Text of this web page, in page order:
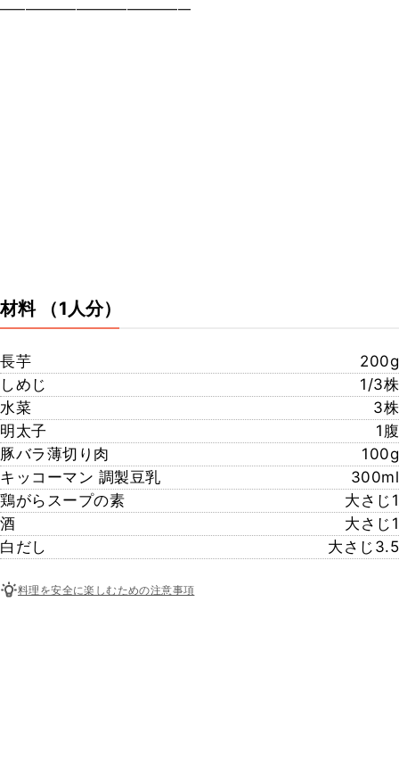
━━━━━━━━━━━━━━━
材料 （1人分）
長芋
200g
しめじ
1/3株
水菜
3株
明太子
1腹
豚バラ薄切り肉
100g
キッコーマン 調製豆乳
300ml
鶏がらスープの素
大さじ1
酒
大さじ1
白だし
大さじ3.5
料理を安全に楽しむための注意事項